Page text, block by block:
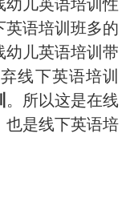
语培训班多的
儿英语培训带
线下英语培训
。所以这是在线
是线下英语培